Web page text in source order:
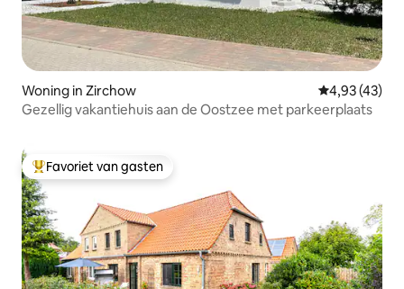
Woning in Zirchow Gemiddelde
4,93 (43)
Gezellig vakantiehuis aan de Oostzee met parkeerplaats
Topfavoriet van gasten
Favoriet van gasten